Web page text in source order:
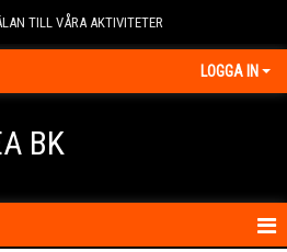
TILL VÅRA AKTIVITETER
LOGGA IN
BK